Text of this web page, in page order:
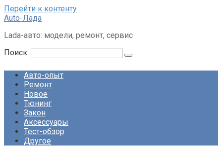
Перейти к контенту
Auto-Лада
Lada-авто: модели, ремонт, сервис
Поиск:
Авто-опыт
Ремонт
Новое
Тюнинг
Закон
Аксессуары
Тест-обзор
Другое